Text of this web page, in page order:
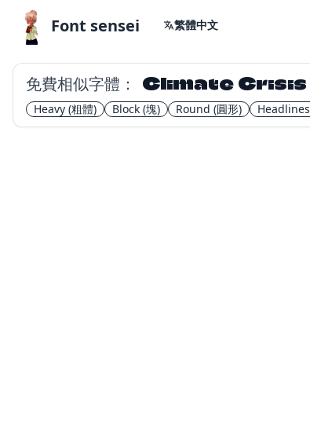
Font sensei 繁體中文
免費相似字體： Climate Crisis
Heavy (粗體) Block (塊) Round (圓形) Headlines